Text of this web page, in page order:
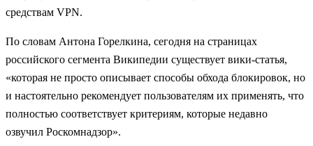
средствам VPN.
По словам Антона Горелкина, сегодня на страницах
российского сегмента Википедии существует вики-статья,
«которая не просто описывает способы обхода блокировок, но
и настоятельно рекомендует пользователям их применять, что
полностью соответствует критериям, которые недавно
озвучил Роскомнадзор».